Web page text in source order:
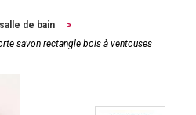
de bain
>
savon rectangle bois à ventouses